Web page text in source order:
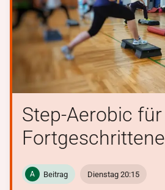
Step-Aerobic für
Fortgeschrittene
A Beitrag Dienstag 20:15